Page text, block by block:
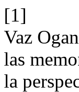
[1]
Vaz
las
la